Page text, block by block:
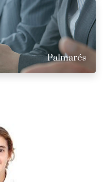
Palmarés